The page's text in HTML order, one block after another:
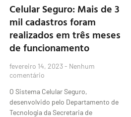
Celular Seguro: Mais de 3
mil cadastros foram
realizados em três meses
de funcionamento
fevereiro 14, 2023 Nenhum
comentário
O Sistema Celular Seguro,
desenvolvido pelo Departamento de
Tecnologia da Secretaria de